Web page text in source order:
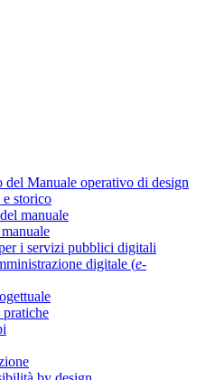
del Manuale operativo di design
e storico
manuale
i servizi pubblici digitali
digitale (e-